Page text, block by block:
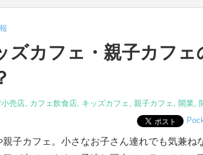
ズカフェ・親子カフェ
売店, カフェ飲食店, キッズカフェ , 親子カフェ , 開業,
子カフェ。小さなお子さん連れでも気兼ね